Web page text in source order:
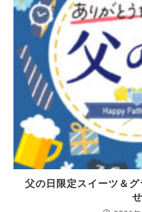
父の日限定スイーツ＆
せ